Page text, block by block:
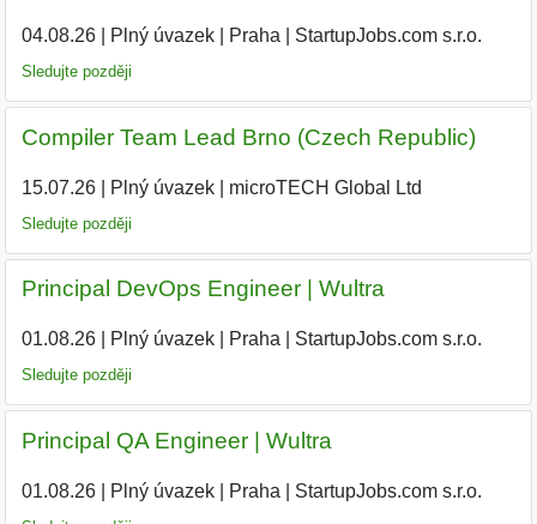
04.08.26| Plný úvazek| Praha StartupJobs.com s.r.o.
Sledujte později
Compiler Team Lead Brno (Czech Republic)
15.07.26| Plný úvazek| microTECH Global Ltd
Sledujte později
Principal DevOps Engineer | Wultra
01.08.26| Plný úvazek| Praha StartupJobs.com s.r.o.
Sledujte později
Principal QA Engineer | Wultra
01.08.26| Plný úvazek| Praha StartupJobs.com s.r.o.